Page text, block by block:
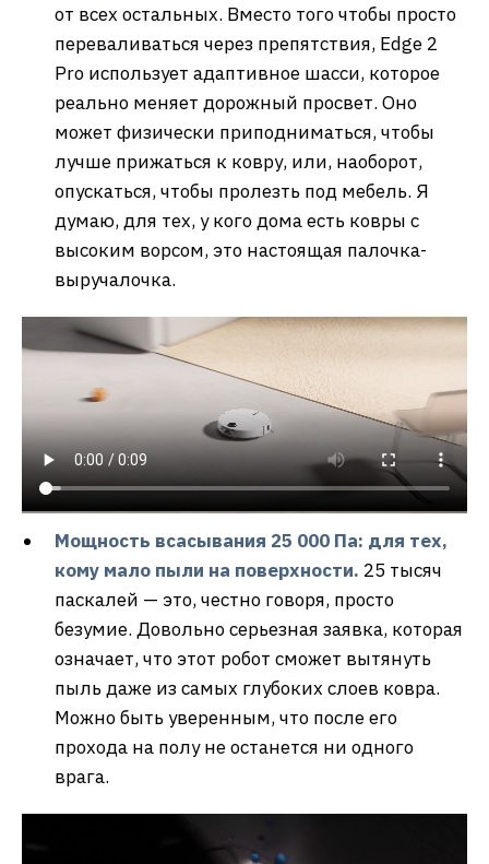
от всех остальных. Вместо того чтобы просто
переваливаться через препятствия, Edge 2
Pro использует адаптивное шасси, которое
реально меняет дорожный просвет. Оно
может физически приподниматься, чтобы
лучше прижаться к ковру, или, наоборот,
опускаться, чтобы пролезть под мебель. Я
думаю, для тех, у кого дома есть ковры с
высоким ворсом, это настоящая палочка-
выручалочка.
Мощность всасывания 25 000 Па: для тех,
кому мало пыли на поверхности. 25 тысяч
паскалей — это, честно говоря, просто
безумие. Довольно серьезная заявка, которая
означает, что этот робот сможет вытянуть
пыль даже из самых глубоких слоев ковра.
Можно быть уверенным, что после его
прохода на полу не останется ни одного
врага.